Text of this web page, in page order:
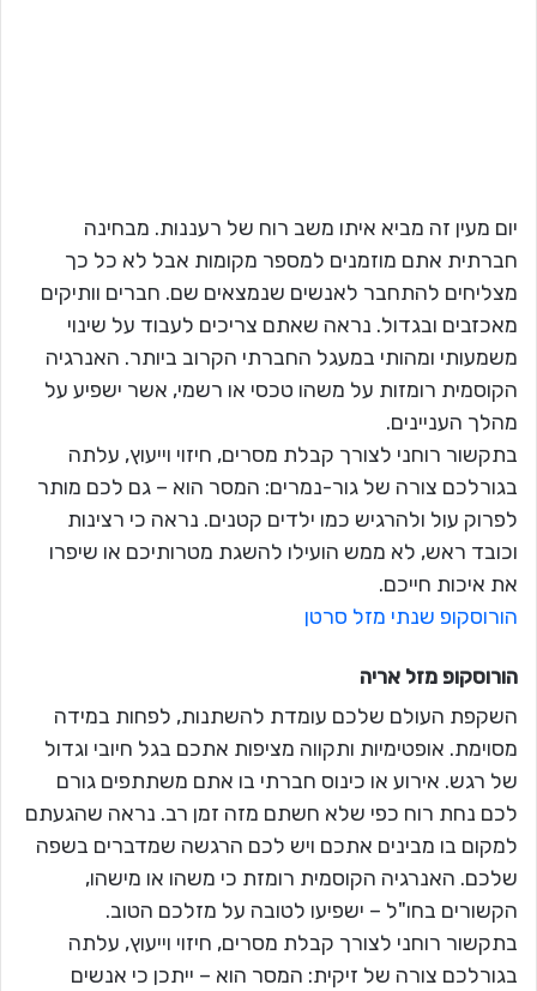
יום מעין זה מביא איתו משב רוח של רעננות. מבחינה
חברתית אתם מוזמנים למספר מקומות אבל לא כל כך
מצליחים להתחבר לאנשים שנמצאים שם. חברים וותיקים
מאכזבים ובגדול. נראה שאתם צריכים לעבוד על שינוי
משמעותי ומהותי במעגל החברתי הקרוב ביותר. האנרגיה
הקוסמית רומזות על משהו טכסי או רשמי, אשר ישפיע על
מהלך העניינים.
בתקשור רוחני לצורך קבלת מסרים, חיזוי וייעוץ, עלתה
בגורלכם צורה של גור-נמרים: המסר הוא – גם לכם מותר
לפרוק עול ולהרגיש כמו ילדים קטנים. נראה כי רצינות
וכובד ראש, לא ממש הועילו להשגת מטרותיכם או שיפרו
את איכות חייכם.
הורוסקופ שנתי מזל סרטן
הורוסקופ מזל אריה
השקפת העולם שלכם עומדת להשתנות, לפחות במידה
מסוימת. אופטימיות ותקווה מציפות אתכם בגל חיובי וגדול
של רגש. אירוע או כינוס חברתי בו אתם משתתפים גורם
לכם נחת רוח כפי שלא חשתם מזה זמן רב. נראה שהגעתם
למקום בו מבינים אתכם ויש לכם הרגשה שמדברים בשפה
שלכם. האנרגיה הקוסמית רומזת כי משהו או מישהו,
הקשורים בחו"ל – ישפיעו לטובה על מזלכם הטוב.
בתקשור רוחני לצורך קבלת מסרים, חיזוי וייעוץ, עלתה
בגורלכם צורה של זיקית: המסר הוא – ייתכן כי אנשים